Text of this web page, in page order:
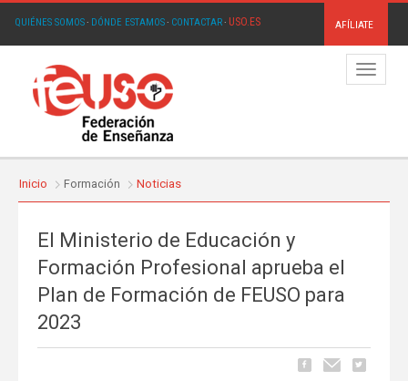
QUIÉNES SOMOS· DÓNDE ESTAMOS· CONTACTAR· USO.ES AFÍLIATE
Menú
Inicio Formación Noticias
El Ministerio de Educación y
Formación Profesional aprueba el
Plan de Formación de FEUSO para
2023